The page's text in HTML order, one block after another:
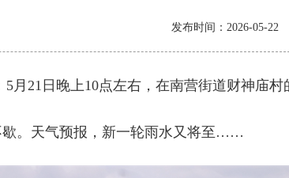
发布时间：2026-05-22
5月21日晚上10点左右，在南营街道财神庙
歇。天气预报，新一轮雨水又将至……